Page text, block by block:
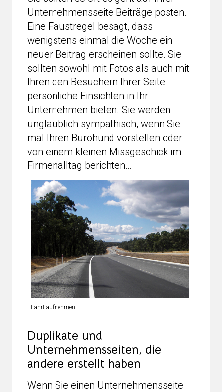
Unternehmensseite Beiträge posten.
Eine Faustregel besagt, dass
wenigstens einmal die Woche ein
neuer Beitrag erscheinen sollte. Sie
sollten sowohl mit Fotos als auch mit
Ihren den Besuchern Ihrer Seite
persönliche Einsichten in Ihr
Unternehmen bieten. Sie werden
unglaublich sympathisch, wenn Sie
mal Ihren Bürohund vorstellen oder
von einem kleinen Missgeschick im
Firmenalltag berichten…
Fahrt aufnehmen
Duplikate und
Unternehmensseiten, die
andere erstellt haben
Wenn Sie einen Unternehmensseite